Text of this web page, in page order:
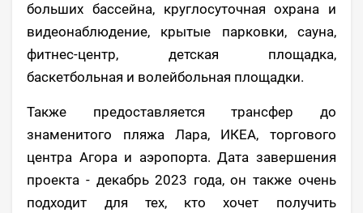
больших бассейна, круглосуточная охрана и
видеонаблюдение, крытые парковки, сауна,
фитнес-центр, детская площадка,
баскетбольная и волейбольная площадки.
Также предоставляется трансфер до
знаменитого пляжа Лара, ИКЕА, торгового
центра Агора и аэропорта. Дата завершения
проекта - декабрь 2023 года, он также очень
подходит для тех, кто хочет получить